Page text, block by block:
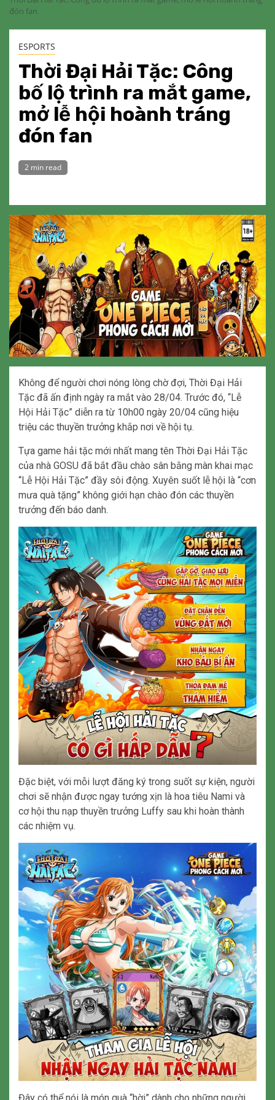
đón fan
ESPORTS
Thời Đại Hải Tặc: Công
bố lộ trình ra mắt game,
mở lễ hội hoành tráng
đón fan
2 min read
Không để người chơi nóng lòng chờ đợi, Thời Đại Hải
Tặc đã ấn định ngày ra mắt vào 28/04. Trước đó, “Lễ
Hội Hải Tặc” diễn ra từ 10h00 ngày 20/04 cũng hiệu
triệu các thuyền trưởng khắp nơi về hội tụ.
Tựa game hải tặc mới nhất mang tên Thời Đại Hải Tặc
của nhà GOSU đã bắt đầu chào sân bằng màn khai mạc
“Lễ Hội Hải Tặc” đầy sôi động. Xuyên suốt lễ hội là “cơn
mưa quà tặng” không giới hạn chào đón các thuyền
trưởng đến báo danh.
Đặc biệt, với mỗi lượt đăng ký trong suốt sự kiện, người
chơi sẽ nhận được ngay tướng xịn là hoa tiêu Nami và
cơ hội thu nạp thuyền trưởng Luffy sau khi hoàn thành
các nhiệm vụ.